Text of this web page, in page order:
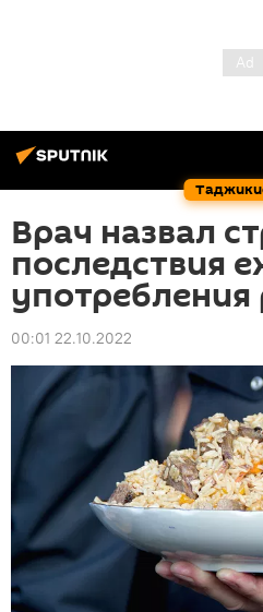
Врач назвал
последствия
употребления
00:01 22.10.2022